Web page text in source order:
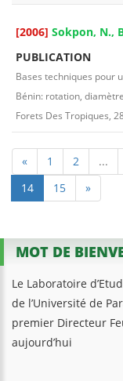
[2006] Sokpon, N.,
PUBLICATION
Bases techniques pour
Bénin: rotation,
Forets Des Tropiques,
« 1 2 ...
14
15 »
MOT DE
Le Laboratoire
de l’Université de
premier Directeur
aujourd’hui